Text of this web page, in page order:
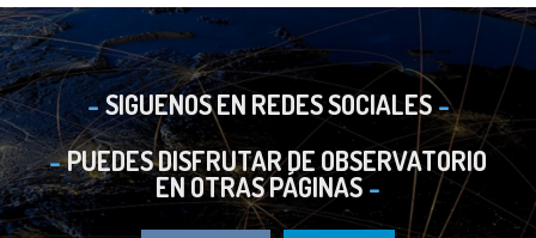
SIGUENOS EN REDES SOCIALES
PUEDES DISFRUTAR DE OBSERVATORIO
EN OTRAS PÁGINAS